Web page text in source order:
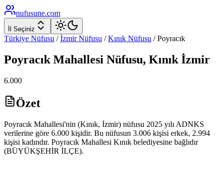
nufusune.com
İl Seçiniz
Türkiye Nüfusu / İzmirNüfusu / Kınık Nüfusu /Poyracık
Poyracık Mahallesi Nüfusu, Kınık İzmir
6.000
Özet
Poyracık Mahallesi'nin (Kınık, İzmir) nüfusu 2025 yılı ADNKS
verilerine göre 6.000 kişidir. Bu nüfusun 3.006 kişisi erkek, 2.994
kişisi kadındır. Poyracık Mahallesi Kınık belediyesine bağlıdır
(BÜYÜKŞEHİR İLÇE).